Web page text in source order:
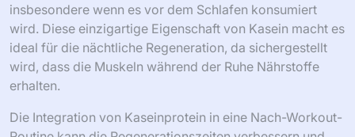
insbesondere wenn es vor dem Schlafen konsumiert
wird. Diese einzigartige Eigenschaft von Kasein macht es
ideal für die nächtliche Regeneration, da sichergestellt
wird, dass die Muskeln während der Ruhe Nährstoffe
erhalten.
Die Integration von Kaseinprotein in eine Nach-Workout-